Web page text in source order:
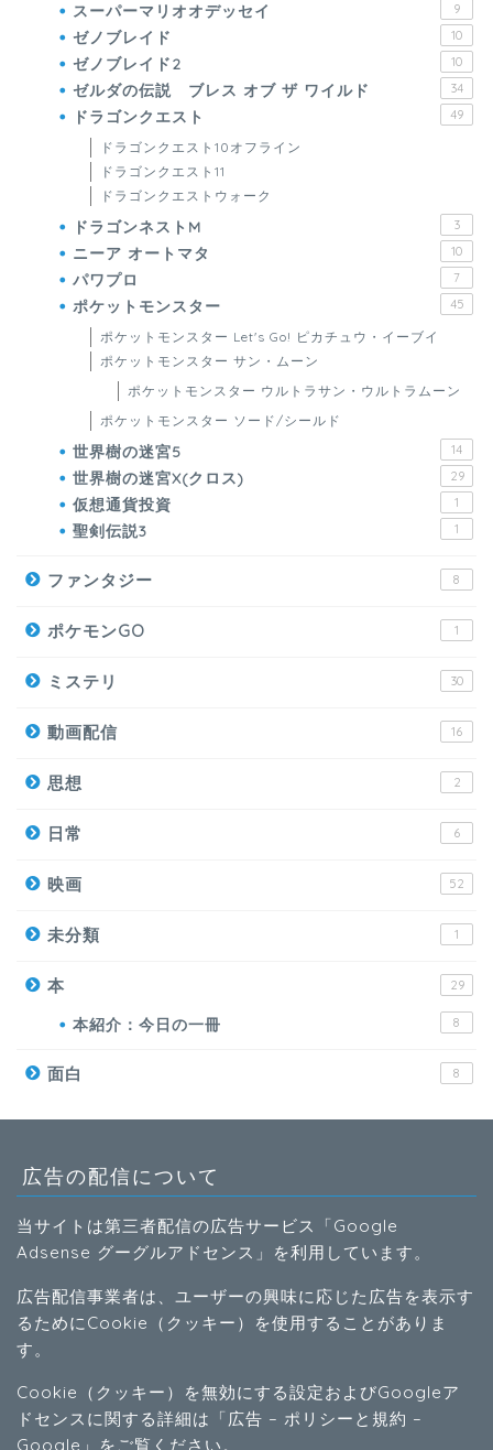
スーパーマリオオデッセイ 9
ゼノブレイド 10
ゼノブレイド2 10
ゼルダの伝説 ブレス オブ ザ ワイルド 34
ドラゴンクエスト 49
ドラゴンクエスト10オフライン
ドラゴンクエスト11
ドラゴンクエストウォーク
ドラゴンネストM 3
ニーア オートマタ 10
パワプロ 7
ポケットモンスター 45
ポケットモンスター Let's Go! ピカチュウ・イーブイ
ポケットモンスター サン・ムーン
ポケットモンスター ウルトラサン・ウルトラムーン
ポケットモンスター ソード/シールド
世界樹の迷宮5 14
世界樹の迷宮X(クロス) 29
仮想通貨投資 1
聖剣伝説3 1
ファンタジー 8
ポケモンGO 1
ミステリ 30
動画配信 16
思想 2
日常 6
映画 52
未分類 1
本 29
本紹介：今日の一冊 8
面白 8
広告の配信について
当サイトは第三者配信の広告サービス「Google
Adsense グーグルアドセンス」を利用しています。
広告配信事業者は、ユーザーの興味に応じた広告を表示す
るためにCookie（クッキー）を使用することがありま
す。
Cookie（クッキー）を無効にする設定およびGoogleア
ドセンスに関する詳細は「広告 – ポリシーと規約 –
Google 」をご覧ください。